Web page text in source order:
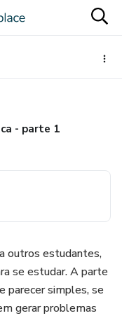
- parte 1
outros estudantes,
se estudar. A parte
parecer simples, se
gerar problemas